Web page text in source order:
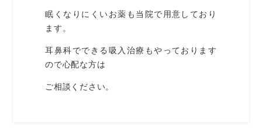
眠くなりにくいお薬も当院で用意しており
ます。
耳鼻科でできる吸入治療もやっております
ので心配な方は
ご相談ください。